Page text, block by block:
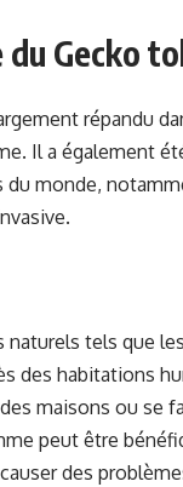
Gecko
répandu
Il a également
monde,
tels que
des habitations
maisons ou se
peut être
des